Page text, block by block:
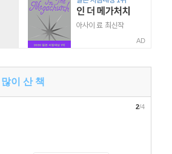
AD
많이 산 책
2/4